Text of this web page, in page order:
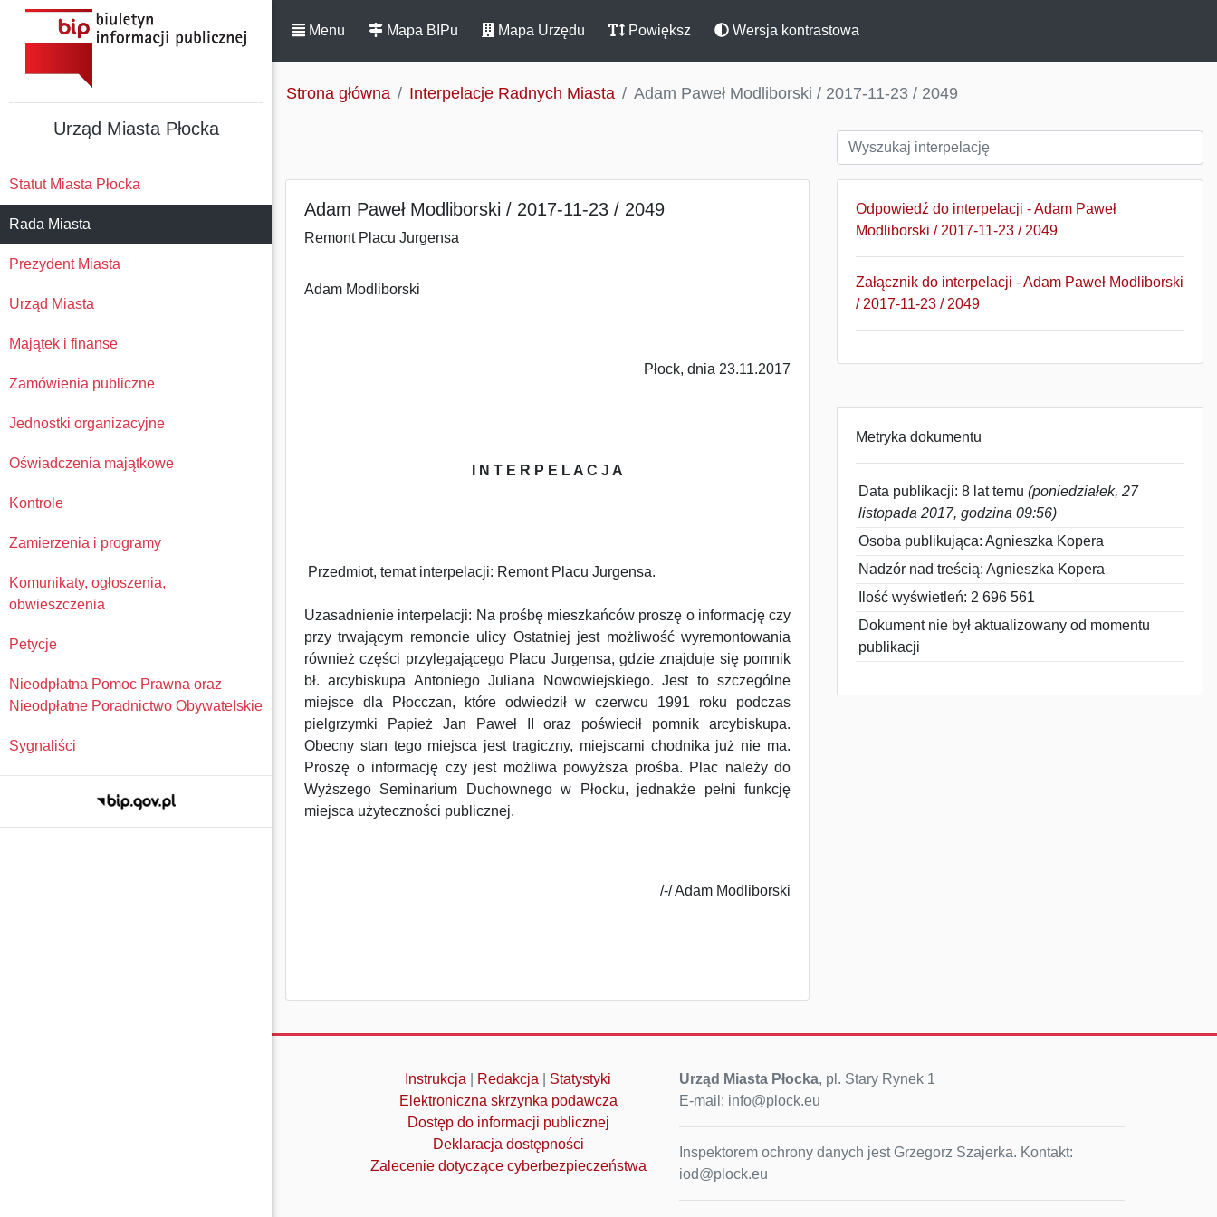
Urząd Miasta Płocka
Statut Miasta Płocka
Rada Miasta
Prezydent Miasta
Urząd Miasta
Majątek i finanse
Zamówienia publiczne
Jednostki organizacyjne
Oświadczenia majątkowe
Kontrole
Zamierzenia i programy
Komunikaty, ogłoszenia,
obwieszczenia
Petycje
Nieodpłatna Pomoc Prawna oraz
Nieodpłatne Poradnictwo Obywatelskie
Sygnaliści
Menu Mapa BIPu Mapa Urzędu Powiększ Wersja kontrastowa
Strona główna Interpelacje Radnych Miasta Adam Paweł Modliborski / 2017-11-23 / 2049
Adam Paweł Modliborski / 2017-11-23 / 2049
Remont Placu Jurgensa
Adam Modliborski
Płock, dnia 23.11.2017
I N T E R P E L A C J A
Przedmiot, temat interpelacji: Remont Placu Jurgensa.
Uzasadnienie interpelacji: Na prośbę mieszkańców proszę o informację czy
przy trwającym remoncie ulicy Ostatniej jest możliwość wyremontowania
również części przylegającego Placu Jurgensa, gdzie znajduje się pomnik
bł. arcybiskupa Antoniego Juliana Nowowiejskiego. Jest to szczególne
miejsce dla Płocczan, które odwiedził w czerwcu 1991 roku podczas
pielgrzymki Papież Jan Paweł II oraz poświecił pomnik arcybiskupa.
Obecny stan tego miejsca jest tragiczny, miejscami chodnika już nie ma.
Proszę o informację czy jest możliwa powyższa prośba. Plac należy do
Wyższego Seminarium Duchownego w Płocku, jednakże pełni funkcję
miejsca użyteczności publicznej.
/-/ Adam Modliborski
Odpowiedź do interpelacji - Adam Paweł
Modliborski / 2017-11-23 / 2049
Załącznik do interpelacji - Adam Paweł Modliborski
/ 2017-11-23 / 2049
Metryka dokumentu
Data publikacji: 8 lat temu (poniedziałek, 27
listopada 2017, godzina 09:56)
Osoba publikująca: Agnieszka Kopera
Nadzór nad treścią: Agnieszka Kopera
Ilość wyświetleń: 2 696 561
Dokument nie był aktualizowany od momentu
publikacji
Instrukcja Redakcja
Statystyki
Elektroniczna skrzynka podawcza
Dostęp do informacji publicznej
Deklaracja dostępności
Zalecenie dotyczące cyberbezpieczeństwa
Urząd Miasta Płocka, pl. Stary Rynek 1
E-mail: info@plock.eu
Inspektorem ochrony danych jest Grzegorz Szajerka. Kontakt:
iod@plock.eu